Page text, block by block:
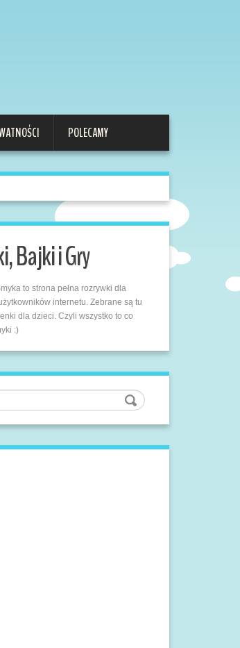
POLECAMY
Bajki i Gry
to strona pełna rozrywki dla
internetu. Zebrane są tu
dla dzieci. Czyli wszystko to co
:)